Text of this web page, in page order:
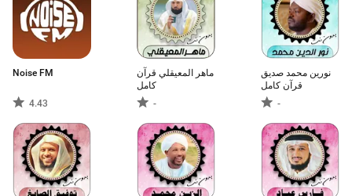
Noise FM
4.43
ماهر المعيقلي قرآن
كامل
-
نورين محمد صديق
قرآن كامل
-